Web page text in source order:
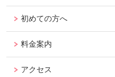
初めての方へ
料金案内
アクセス